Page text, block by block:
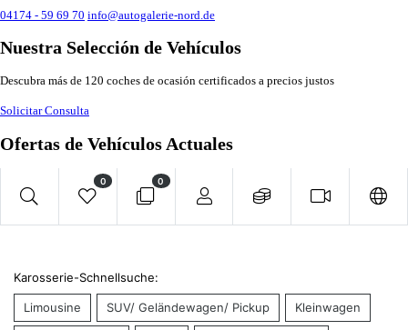
04174 - 59 69 70 info@autogalerie-nord.de
Nuestra Selección de Vehículos
Descubra más de 120 coches de ocasión certificados a precios justos
Solicitar Consulta
Ofertas de Vehículos Actuales
0 0
Karosserie-Schnellsuche:
Limousine SUV/ Geländewagen/ Pickup Kleinwagen